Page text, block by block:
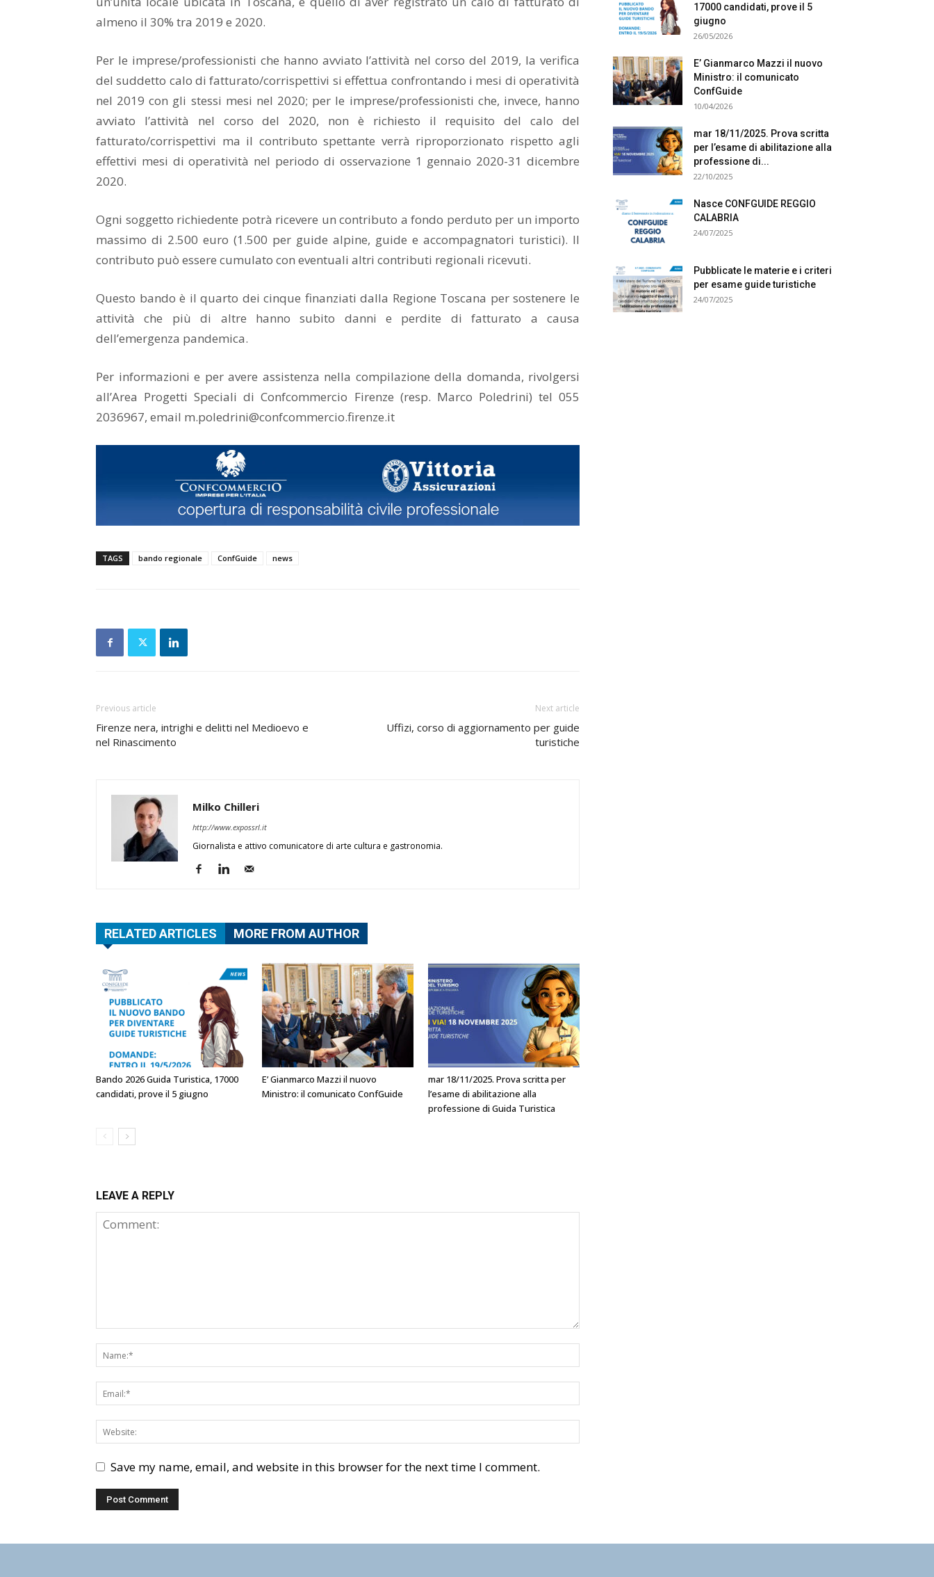
almeno il 30% tra 2019 e 2020.
Per le imprese/professionisti che hanno avviato l’attività nel corso del 2019, la verifica
del suddetto calo di fatturato/corrispettivi si effettua confrontando i mesi di operatività
nel 2019 con gli stessi mesi nel 2020; per le imprese/professionisti che, invece, hanno
avviato l’attività nel corso del 2020, non è richiesto il requisito del calo del
fatturato/corrispettivi ma il contributo spettante verrà riproporzionato rispetto agli
effettivi mesi di operatività nel periodo di osservazione 1 gennaio 2020-31 dicembre
2020.
Ogni soggetto richiedente potrà ricevere un contributo a fondo perduto per un importo
massimo di 2.500 euro (1.500 per guide alpine, guide e accompagnatori turistici). Il
contributo può essere cumulato con eventuali altri contributi regionali ricevuti.
Questo bando è il quarto dei cinque finanziati dalla Regione Toscana per sostenere le
attività che più di altre hanno subito danni e perdite di fatturato a causa
dell’emergenza pandemica.
Per informazioni e per avere assistenza nella compilazione della domanda, rivolgersi
all’Area Progetti Speciali di Confcommercio Firenze (resp. Marco Poledrini) tel 055
2036967, email m.poledrini@confcommercio.firenze.it
TAGS bando regionale ConfGuide news
Previous article
Firenze nera, intrighi e delitti nel Medioevo e
nel Rinascimento
Next article
Uffizi, corso di aggiornamento per guide
turistiche
Milko Chilleri
http://www.expossrl.it
Giornalista e attivo comunicatore di arte cultura e gastronomia.
RELATED ARTICLES MORE FROM AUTHOR
Bando 2026 Guida Turistica, 17000
candidati, prove il 5 giugno
E’ Gianmarco Mazzi il nuovo
Ministro: il comunicato ConfGuide
mar 18/11/2025. Prova scritta per
l’esame di abilitazione alla
professione di Guida Turistica
LEAVE A REPLY
Save my name, email, and website in this browser for the next time I comment.
17000 candidati, prove il 5
giugno
26/05/2026
E’ Gianmarco Mazzi il nuovo
Ministro: il comunicato
ConfGuide
10/04/2026
mar 18/11/2025. Prova scritta
per l’esame di abilitazione alla
professione di...
22/10/2025
Nasce CONFGUIDE REGGIO
CALABRIA
24/07/2025
Pubblicate le materie e i criteri
per esame guide turistiche
24/07/2025